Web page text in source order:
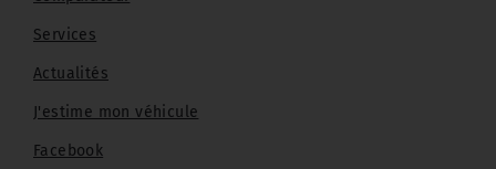
Services
Actualités
J'estime mon véhicule
Facebook